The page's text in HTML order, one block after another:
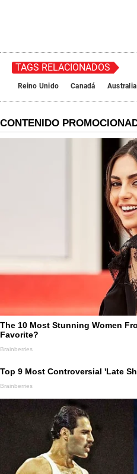
TAGS RELACIONADOS
Reino Unido Canadá Australia